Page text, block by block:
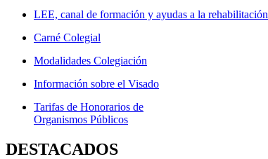
LEE, canal de formación y ayudas a la rehabilitación
Carné Colegial
Modalidades Colegiación
Información sobre el Visado
Tarifas de Honorarios de
Organismos Públicos
DESTACADOS